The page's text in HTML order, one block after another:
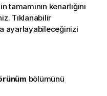
kenarlığını
Tıklanabilir
ayarlayabileceğinizi
bölümünü